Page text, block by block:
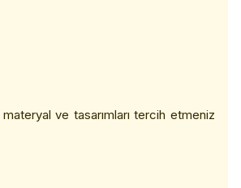
materyal ve tasarımları tercih etmeniz